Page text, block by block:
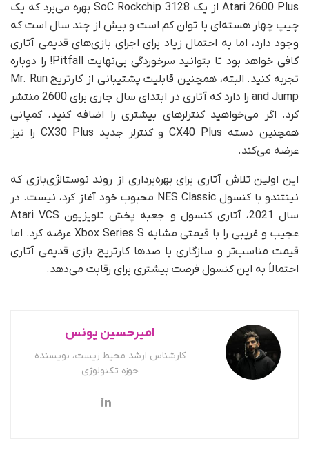
Atari 2600 Plus از یک SoC Rockchip 3128 بهره می‌برد که یک
چیپ چهار هسته‌ای با توان کم است و بیش از چند سال است که
وجود دارد، اما به احتمال زیاد برای اجرای بازی‌های قدیمی آتاری
کافی خواهد بود تا بتوانید سرخوردگی بی‌نهایت Pitfall! را دوباره
تجربه کنید. البته، همچنین قابلیت پشتیبانی از کارتریج Mr. Run
and Jump را دارد که آتاری در ابتدای سال جاری برای 2600 منتشر
کرد. اگر می‌خواهید کنترلرهای بیشتری را اضافه کنید، کمپانی
همچنین دسته CX40 Plus و کنترلر جدید CX30 Plus را نیز
عرضه می‌کند.
این اولین تلاش آتاری برای بهره‌برداری از روند نوستالژی‌بازی که
نینتندو با کنسول NES Classic محبوب خود آغاز کرد، نیست. در
سال 2021، آتاری کنسول و جعبه پخش تلویزیون Atari VCS
عجیب و غریبی را با قیمتی مشابه Xbox Series S عرضه کرد. اما
قیمت مناسب‌تر و سازگاری با صدها کارتریج بازی قدیمی آتاری
احتمالاً به این کنسول فرصت بیشتری برای رقابت می‌دهد.
امیرحسین یونس
کارشناس ارشد محیط زیست، نویسنده
حوزه تکنولوژی